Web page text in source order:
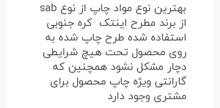
بهترین نوع مواد چاپ از نوع sab
از برند مطرح اینتک کره جنوبی
استفاده شده طرح چاپ شده به
روی محصول تحت هیچ شرایطی
دچار مشکل نشود همچنین که
گارانتی ویژه چاپ محصول برای
مشتری وجود دارد